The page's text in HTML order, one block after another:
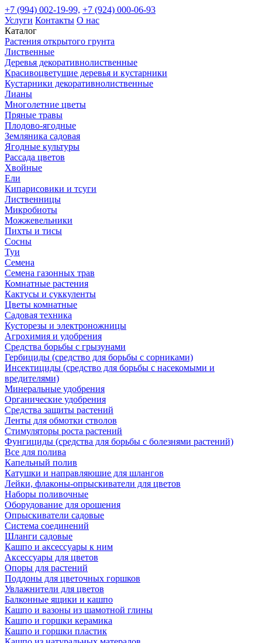
+7 (994) 002-19-99, +7 (924) 000-06-93
Услуги Контакты О нас
Каталог
Растения открытого грунта
Лиственные
Деревья декоративнолиственные
Красивоцветущие деревья и кустарники
Кустарники декоративнолиственные
Лианы
Многолетние цветы
Пряные травы
Плодово-ягодные
Земляника садовая
Ягодные культуры
Рассада цветов
Хвойные
Ели
Кипарисовики и тсуги
Лиственницы
Микробиоты
Можжевельники
Пихты и тисы
Сосны
Туи
Семена
Семена газонных трав
Комнатные растения
Кактусы и суккуленты
Цветы комнатные
Садовая техника
Кусторезы и электроножницы
Агрохимия и удобрения
Средства борьбы с грызунами
Гербициды (средство для борьбы с сорниками)
Инсектициды (средство для борьбы с насекомыми и
вредителями)
Минеральные удобрения
Органические удобрения
Средства защиты растений
Ленты для обмотки стволов
Стимуляторы роста растений
Фунгициды (средства для борьбы с болезнями растений)
Все для полива
Капельный полив
Катушки и направляюшие для шлангов
Лейки, флаконы-опрыскиватели для цветов
Наборы поливочные
Оборудование для орошения
Опрыскиватели садовые
Система соединений
Шланги садовые
Кашпо и аксессуары к ним
Аксессуары для цветов
Опоры для растений
Поддоны для цветочных горшков
Увлажнители для цветов
Балконные ящики и кашпо
Кашпо и вазоны из шамотной глины
Кашпо и горшки керамика
Кашпо и горшки пластик